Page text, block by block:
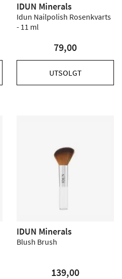
IDUN Minerals
Idun Nailpolish Rosenkvarts
- 11 ml
79,00
UTSOLGT
IDUN Minerals
Blush Brush
139,00